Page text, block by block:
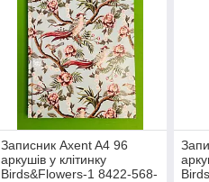
Записник Axent A4 96
аркушів у клітинку
Birds&Flowers-1 8422-568-